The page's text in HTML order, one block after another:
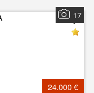
17
24.000 €